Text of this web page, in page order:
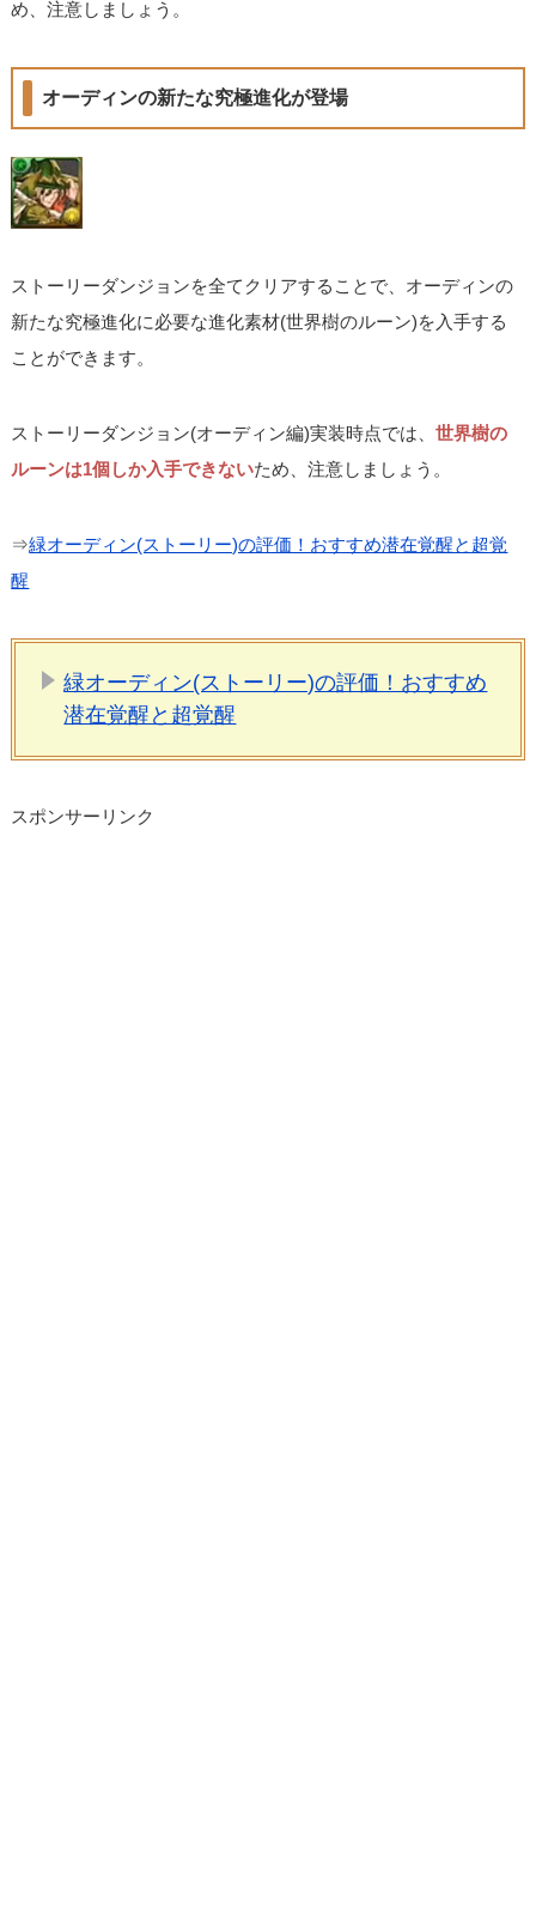
め、注意しましょう。
オーディンの新たな究極進化が登場
ストーリーダンジョンを全てクリアすることで、オーディンの
新たな究極進化に必要な進化素材(世界樹のルーン)を入手する
ことができます。
ストーリーダンジョン(オーディン編)実装時点では、世界樹の
ルーンは1個しか入手できないため、注意しましょう。
⇒緑オーディン(ストーリー)の評価！おすすめ潜在覚醒と超覚
醒
緑オーディン(ストーリー)の評価！おすすめ
潜在覚醒と超覚醒
スポンサーリンク